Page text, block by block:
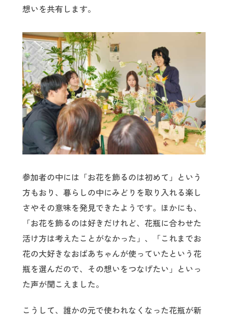
想いを共有します。
参加者の中には「お花を飾るのは初めて」という
方もおり、暮らしの中にみどりを取り入れる楽し
さやその意味を発見できたようです。ほかにも、
「お花を飾るのは好きだけれど、花瓶に合わせた
活け方は考えたことがなかった」、「これまでお
花の大好きなおばあちゃんが使っていたという花
瓶を選んだので、その想いをつなげたい」といっ
た声が聞こえました。
こうして、誰かの元で使われなくなった花瓶が新